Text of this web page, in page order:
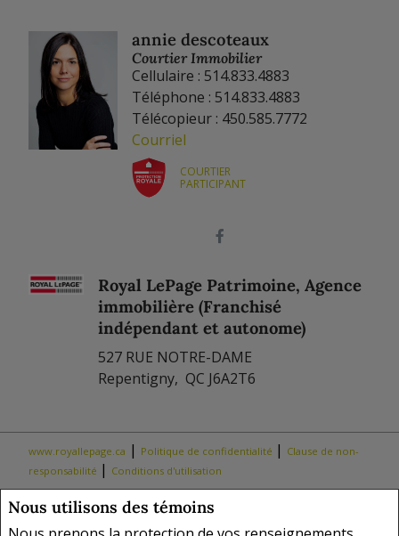
Nous utilisons des témoins
annie descoteaux
Courtier Immobilier
Cellulaire : 514.833.4883
Téléphone : 514.833.4883
Télécopieur : 450.585.7772
Courriel
COURTIER
PARTICIPANT
Royal LePage Patrimoine, Agence
immobilière (Franchisé
indépendant et autonome)
527 RUE NOTRE-DAME
Repentigny, QC J6A2T6
www.royallepage.ca | Politique de confidentialité | Clause de non-
responsabilité | Conditions d'utilisation
Tous les renseignements affichés sont jugés fiables; leur exactitude